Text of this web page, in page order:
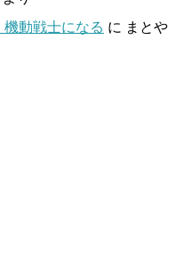
動戦士になる に まとや